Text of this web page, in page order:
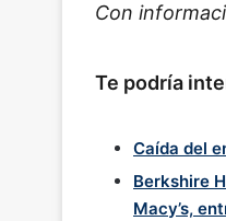
Con
Te podría
Caída del
Berkshire
Macy’s,